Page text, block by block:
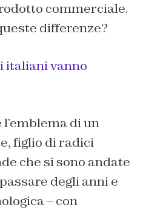
commerciale.
differenze?
italiani vanno
di un
figlio di radici
che si sono andate
degli anni e
– con